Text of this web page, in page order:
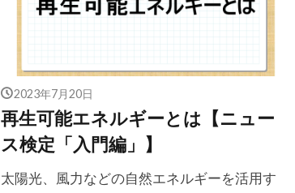
2023年7月20日
再生可能エネルギーとは【ニュー
ス検定「入門編」】
太陽光、風力などの自然エネルギーを活用す